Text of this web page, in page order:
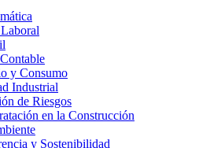
y Consumo
Industrial
de Riesgos
en la Construcción
y Sostenibilidad